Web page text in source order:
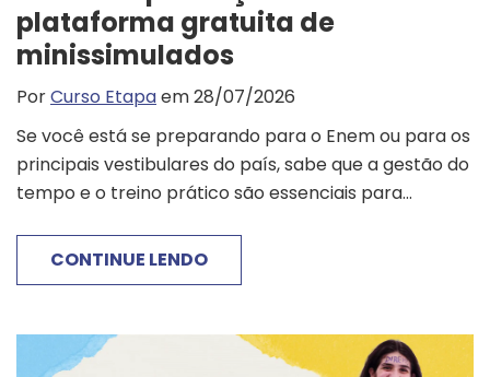
plataforma gratuita de
minissimulados
PorCurso Etapaem 28/07/2026
Se você está se preparando para o Enem ou para os
principais vestibulares do país, sabe que a gestão do
tempo e o treino prático são essenciais para...
CONTINUE LENDO